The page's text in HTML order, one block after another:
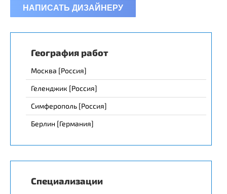
НАПИСАТЬ ДИЗАЙНЕРУ
География работ
Москва [Россия]
Геленджик [Россия]
Симферополь [Россия]
Берлин [Германия]
Специализации